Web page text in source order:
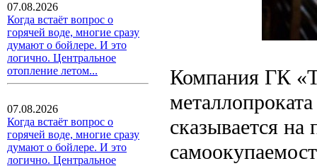
07.08.2026
Когда встаёт вопрос о
горячей воде, многие сразу
думают о бойлере. И это
логично. Центральное
отопление летом...
07.08.2026
Когда встаёт вопрос о
горячей воде, многие сразу
думают о бойлере. И это
логично. Центральное
Компания ГК
сказывается